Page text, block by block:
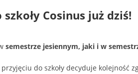
Cosinus już dziś!
semestrze jesiennym, jaki i w
przyjęciu do szkoły decyduje kolejność